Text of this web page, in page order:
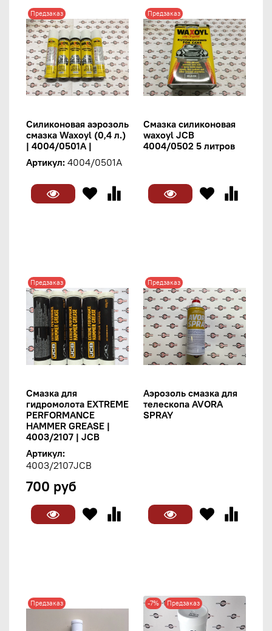
Предзаказ
Силиконовая аэрозоль
смазка Waxoyl (0,4 л.)
| 4004/0501A |
Артикул: 4004/0501A
Предзаказ
Смазка силиконовая
waxoyl JCB
4004/0502 5 литров
Предзаказ
Смазка для
гидромолота EXTREME
PERFORMANCE
HAMMER GREASE |
4003/2107 | JCB
Артикул:
4003/2107JCB
700 руб
Предзаказ
Аэрозоль смазка для
телескопа AVORA
SPRAY
Предзаказ -7% Предзаказ